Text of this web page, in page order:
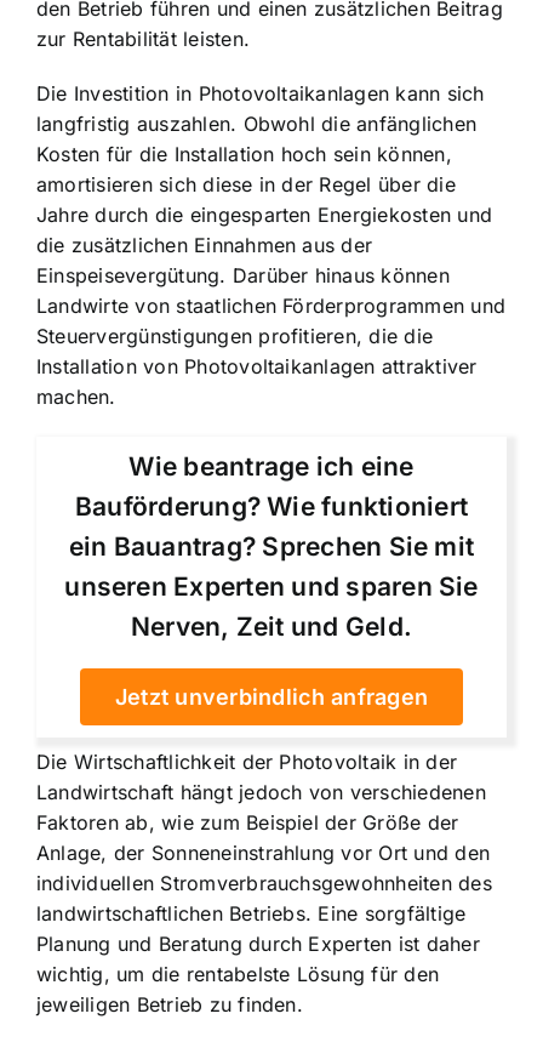
den Betrieb führen und einen zusätzlichen Beitrag
zur Rentabilität leisten.
Die Investition in Photovoltaikanlagen kann sich
langfristig auszahlen. Obwohl die anfänglichen
Kosten für die Installation hoch sein können,
amortisieren sich diese in der Regel über die
Jahre durch die eingesparten Energiekosten und
die zusätzlichen Einnahmen aus der
Einspeisevergütung. Darüber hinaus können
Landwirte von staatlichen Förderprogrammen und
Steuervergünstigungen profitieren, die die
Installation von Photovoltaikanlagen attraktiver
machen.
Wie beantrage ich eine
Bauförderung? Wie funktioniert
ein Bauantrag? Sprechen Sie mit
unseren Experten und sparen Sie
Nerven, Zeit und Geld.
Jetzt unverbindlich anfragen
Die Wirtschaftlichkeit der Photovoltaik in der
Landwirtschaft hängt jedoch von verschiedenen
Faktoren ab, wie zum Beispiel der Größe der
Anlage, der Sonneneinstrahlung vor Ort und den
individuellen Stromverbrauchsgewohnheiten des
landwirtschaftlichen Betriebs. Eine sorgfältige
Planung und Beratung durch Experten ist daher
wichtig, um die rentabelste Lösung für den
jeweiligen Betrieb zu finden.